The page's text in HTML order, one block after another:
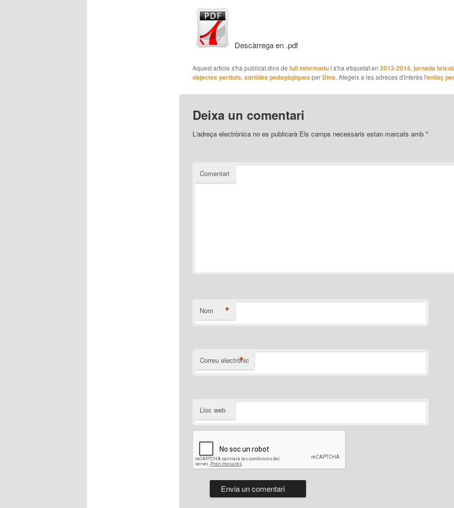
Descàrrega en .pdf
Aquest article s'ha publicat dins de full informatiui s'ha etiquetat en 2013-2014, jornada
objectes perduts, sortides pedagògiquesper Dina. Afegeix a les adreces d'interès l'enllaç
Deixa un comentari
L'adreça electrònica no es publicaràEls camps necessaris estan marcats amb *
Comentari
Nom *
Correu electrònic
*
Lloc web